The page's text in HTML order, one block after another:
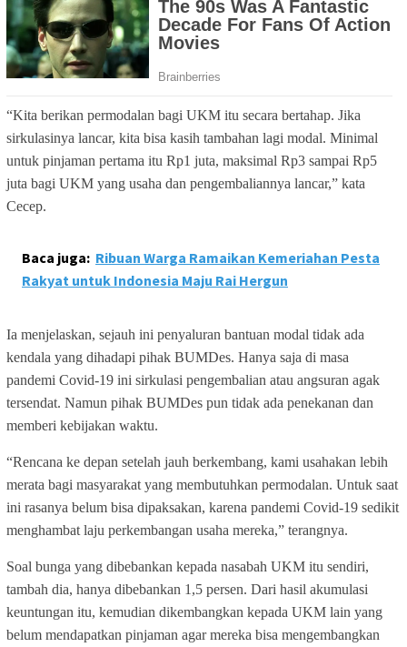
“Kita berikan permodalan bagi UKM itu secara bertahap. Jika
sirkulasinya lancar, kita bisa kasih tambahan lagi modal. Minimal
untuk pinjaman pertama itu Rp1 juta, maksimal Rp3 sampai Rp5
juta bagi UKM yang usaha dan pengembaliannya lancar,” kata
Cecep.
Baca juga: Ribuan Warga Ramaikan Kemeriahan Pesta
Rakyat untuk Indonesia Maju Rai Hergun
Ia menjelaskan, sejauh ini penyaluran bantuan modal tidak ada
kendala yang dihadapi pihak BUMDes. Hanya saja di masa
pandemi Covid-19 ini sirkulasi pengembalian atau angsuran agak
tersendat. Namun pihak BUMDes pun tidak ada penekanan dan
memberi kebijakan waktu.
“Rencana ke depan setelah jauh berkembang, kami usahakan lebih
merata bagi masyarakat yang membutuhkan permodalan. Untuk saat
ini rasanya belum bisa dipaksakan, karena pandemi Covid-19 sedikit
menghambat laju perkembangan usaha mereka,” terangnya.
Soal bunga yang dibebankan kepada nasabah UKM itu sendiri,
tambah dia, hanya dibebankan 1,5 persen. Dari hasil akumulasi
keuntungan itu, kemudian dikembangkan kepada UKM lain yang
belum mendapatkan pinjaman agar mereka bisa mengembangkan